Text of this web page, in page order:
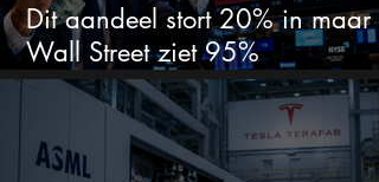
Dit aandeel stort 20% in maar
Wall Street ziet 95%
koerspotentieel